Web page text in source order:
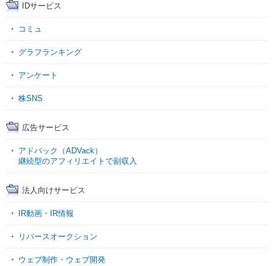
IDサービス
コミュ
グラフランキング
アンケート
株SNS
広告サービス
アドバック（ADVack）
継続型のアフィリエイトで副収入
法人向けサービス
IR動画・IR情報
リバースオークション
ウェブ制作・ウェブ開発